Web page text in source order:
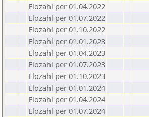
Elozahl per 01.04.2022
Elozahl per 01.07.2022
Elozahl per 01.10.2022
Elozahl per 01.01.2023
Elozahl per 01.04.2023
Elozahl per 01.07.2023
Elozahl per 01.10.2023
Elozahl per 01.01.2024
Elozahl per 01.04.2024
Elozahl per 01.07.2024